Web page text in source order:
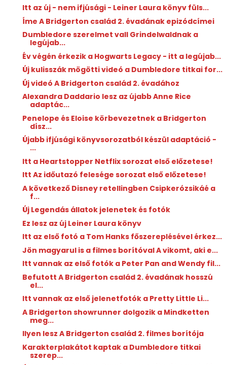
Itt az új - nem ifjúsági - Leiner Laura könyv füls...
Íme A Bridgerton család 2. évadának epizódcímei
Dumbledore szerelmet vall Grindelwaldnak a
legújab...
Év végén érkezik a Hogwarts Legacy - itt a legújab...
Új kulisszák mögötti videó a Dumbledore titkai for...
Új videó A Bridgerton család 2. évadához
Alexandra Daddario lesz az újabb Anne Rice
adaptác...
Penelope és Eloise körbevezetnek a Bridgerton
dísz...
Újabb ifjúsági könyvsorozatból készül adaptáció -
...
Itt a Heartstopper Netflix sorozat első előzetese!
Itt Az időutazó felesége sorozat első előzetese!
A következő Disney retellingben Csipkerózsikáé a
f...
Új Legendás állatok jelenetek és fotók
Ez lesz az új Leiner Laura könyv
Itt az első fotó a Tom Hanks főszereplésével érkez...
Jön magyarul is a filmes borítóval A vikomt, aki e...
Itt vannak az első fotók a Peter Pan and Wendy fil...
Befutott A Bridgerton család 2. évadának hosszú
el...
Itt vannak az első jelenetfotók a Pretty Little Li...
A Bridgerton showrunner dolgozik a Mindketten ​
meg...
Ilyen lesz A Bridgerton család 2. filmes borítója
Karakterplakátot kaptak a Dumbledore titkai
szerep...